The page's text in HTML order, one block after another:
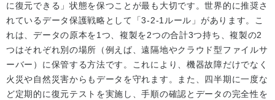
に復元できる」状態を保つことが最も大切です。世界的に推奨さ
れているデータ保護戦略として「3-2-1ルール」があります。こ
れは、データの原本を1つ、複製を2つの合計3つ持ち、複製の2
つはそれぞれ別の場所（例えば、遠隔地やクラウド型ファイルサ
ーバー）に保管する方法です。これにより、機器故障だけでなく
火災や自然災害からもデータを守れます。また、四半期に一度な
ど定期的に復元テストを実施し、手順の確認とデータの完全性を